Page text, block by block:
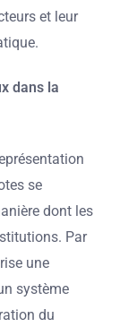
et leur
dans la
se
dont les
Par
une
système
du